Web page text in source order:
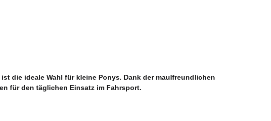
die ideale Wahl für kleine Ponys. Dank der maulfreundlichen
für den täglichen Einsatz im Fahrsport.